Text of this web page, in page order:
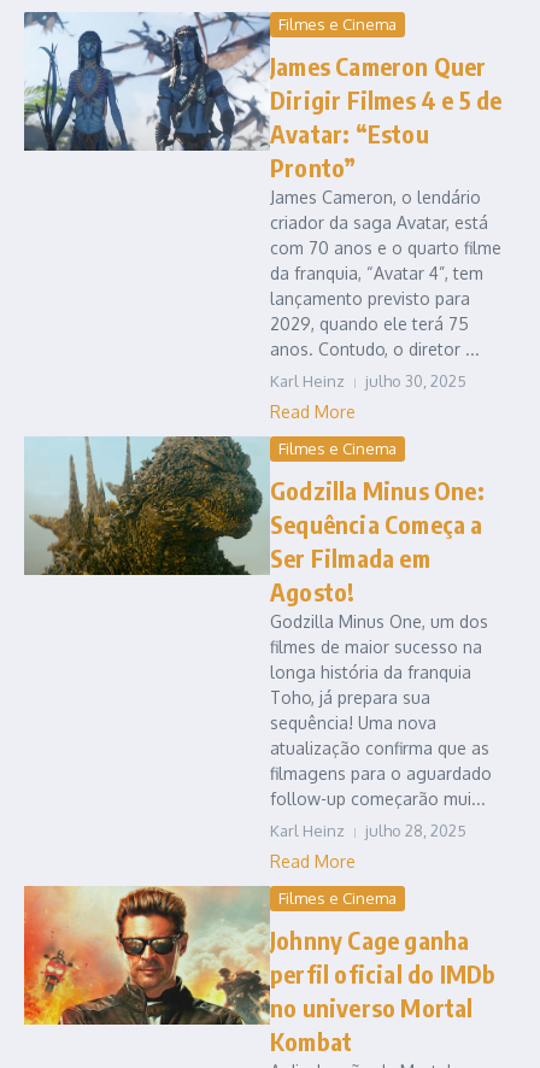
Filmes e Cinema
James Cameron Quer
Dirigir Filmes 4 e 5 de
Avatar: “Estou
Pronto”
James Cameron, o lendário
criador da saga Avatar, está
com 70 anos e o quarto filme
da franquia, “Avatar 4”, tem
lançamento previsto para
2029, quando ele terá 75
anos. Contudo, o diretor ...
Karl Heinz julho 30, 2025
Read More
Filmes e Cinema
Godzilla Minus One:
Sequência Começa a
Ser Filmada em
Agosto!
Godzilla Minus One, um dos
filmes de maior sucesso na
longa história da franquia
Toho, já prepara sua
sequência! Uma nova
atualização confirma que as
filmagens para o aguardado
follow-up começarão mui...
Karl Heinz julho 28, 2025
Read More
Filmes e Cinema
Johnny Cage ganha
perfil oficial do IMDb
no universo Mortal
Kombat